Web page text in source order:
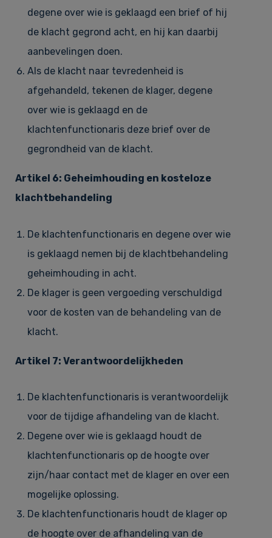
degene over wie is geklaagd een brief of hij
de klacht gegrond acht, en hij kan daarbij
aanbevelingen doen.
Als de klacht naar tevredenheid is
afgehandeld, tekenen de klager, degene
over wie is geklaagd en de
klachtenfunctionaris deze brief over de
gegrondheid van de klacht.
Artikel 6: Geheimhouding en kosteloze
klachtbehandeling
De klachtenfunctionaris en degene over wie
is geklaagd nemen bij de klachtbehandeling
geheimhouding in acht.
De klager is geen vergoeding verschuldigd
voor de kosten van de behandeling van de
klacht.
Artikel 7: Verantwoordelijkheden
De klachtenfunctionaris is verantwoordelijk
voor de tijdige afhandeling van de klacht.
Degene over wie is geklaagd houdt de
klachtenfunctionaris op de hoogte over
zijn/haar contact met de klager en over een
mogelijke oplossing.
De klachtenfunctionaris houdt de klager op
de hoogte over de afhandeling van de